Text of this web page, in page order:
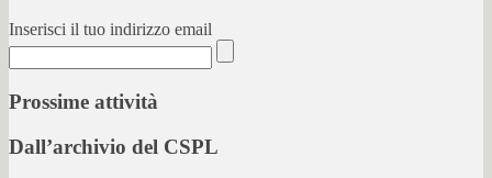
Inserisci il tuo indirizzo email
Prossime attività
Dall’archivio del CSPL